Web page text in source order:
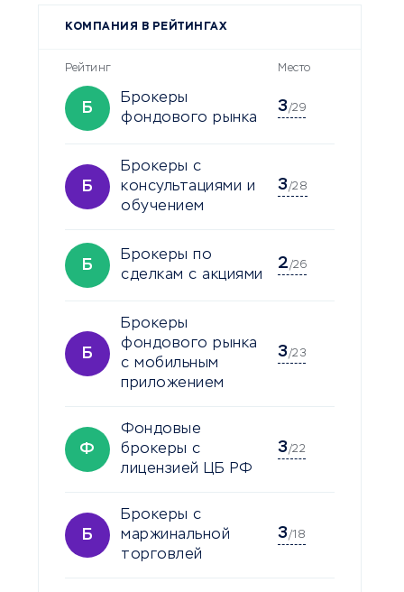
КОМПАНИЯ В РЕЙТИНГАХ
Рейтинг Место
Б
Брокеры
фондового рынка
3/29
Б
Брокеры с
консультациями и
обучением
3/28
Б
Брокеры по
сделкам с акциями
2/26
Б
Брокеры
фондового рынка
с мобильным
приложением
3/23
Ф
Фондовые
брокеры с
лицензией ЦБ РФ
3/22
Б
Брокеры с
маржинальной
торговлей
3/18